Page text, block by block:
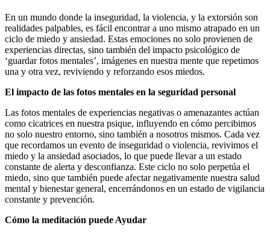
En un mundo donde la inseguridad, la violencia, y la extorsión son
realidades palpables, es fácil encontrar a uno mismo atrapado en un
ciclo de miedo y ansiedad. Estas emociones no solo provienen de
experiencias directas, sino también del impacto psicológico de
‘guardar fotos mentales’, imágenes en nuestra mente que repetimos
una y otra vez, reviviendo y reforzando esos miedos.
El impacto de las fotos mentales en la seguridad personal
Las fotos mentales de experiencias negativas o amenazantes actúan
como cicatrices en nuestra psique, influyendo en cómo percibimos
no solo nuestro entorno, sino también a nosotros mismos. Cada vez
que recordamos un evento de inseguridad o violencia, revivimos el
miedo y la ansiedad asociados, lo que puede llevar a un estado
constante de alerta y desconfianza. Este ciclo no solo perpetúa el
miedo, sino que también puede afectar negativamente nuestra salud
mental y bienestar general, encerrándonos en un estado de vigilancia
constante y prevención.
Cómo la meditación puede Ayudar